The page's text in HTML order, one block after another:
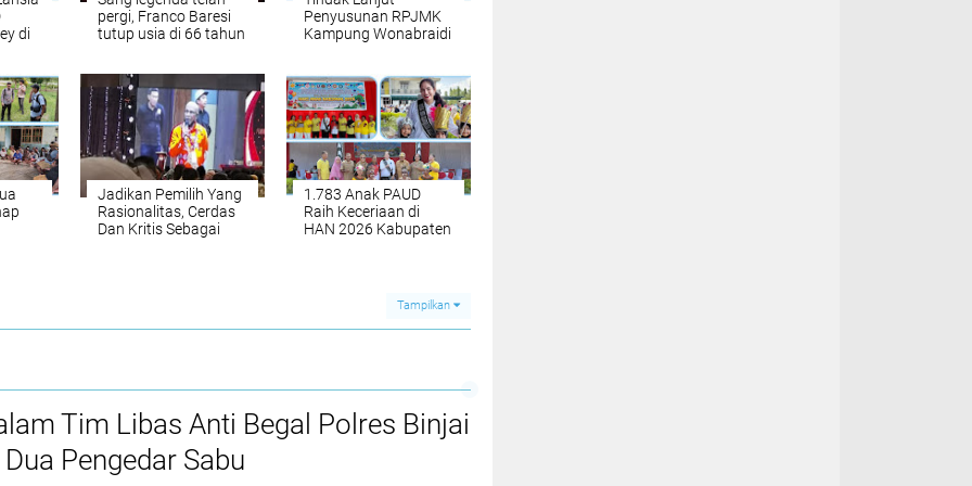
di
Jadi
pergi, Franco Baresi
tutup usia di 66 tahun
Penyusunan RPJMK
Kampung Wonabraidi
Jadikan Pemilih Yang
Rasionalitas, Cerdas
Dan Kritis Sebagai
1.783 Anak PAUD
Raih Keceriaan di
HAN 2026 Kabupaten
Tampilkan
Tim Libas Anti Begal Polres Binjai
Pengedar Sabu